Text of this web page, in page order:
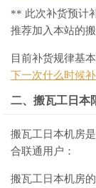
** 此次补货预计
推荐加入本站的
目前补货规律基
下一次什么时候补
二、搬瓦工日本
搬瓦工日本机房
合联通用户：
搬瓦工日本机房的